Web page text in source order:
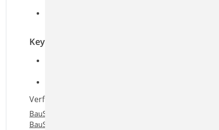
Keywords
Verfügbar in den Paketen:
BauStatik compact
BauStatik comfort